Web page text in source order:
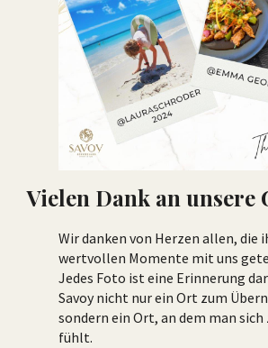
Vielen Dank an unsere
Wir danken von Herzen allen, die
wertvollen Momente mit uns
Jedes Foto ist eine Erinnerung
Savoy nicht nur ein Ort zum
sondern ein Ort, an dem man sich
fühlt.